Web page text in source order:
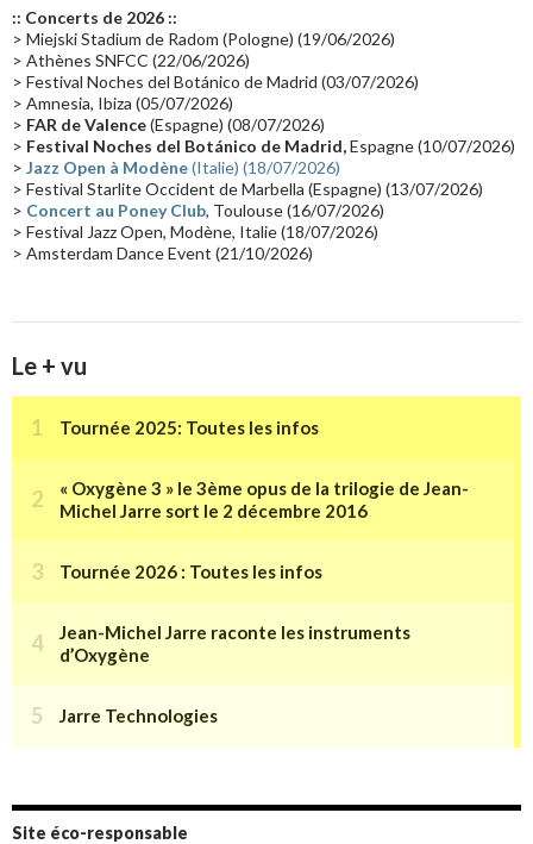
Passages radio Vidéo Jarrecast (16) Synthé 80's
Les concerts en Chine(16) Cinéma
Synthé Roland(15) Belgique(15)
(14) Astronomie (14)
Tournée 2025(14) 2024(14) Chine(13)
:: Concerts de 2026 ::
> Miejski Stadium de Radom (Pologne) (19/06/2026)
> Athènes SNFCC (22/06/2026)
> Festival Noches del Botánico de Madrid (03/07/2026)
> Amnesia, Ibiza (05/07/2026)
> FAR de Valence(Espagne) (08/07/2026)
> Festival Noches del Botánico de Madrid,Espagne (10/07/2026)
> Jazz Open à Modène(Italie) (18/07/2026)
> Festival Starlite Occident de Marbella (Espagne) (13/07/2026)
> Concert au Poney Club, Toulouse (16/07/2026)
> Festival Jazz Open, Modène, Italie (18/07/2026)
> Amsterdam Dance Event (21/10/2026)
Le + vu
Site éco-responsable